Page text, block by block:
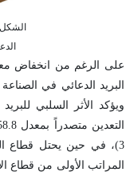
ويؤكد الأثر السلبي
3)، في حين يحتل قطاع